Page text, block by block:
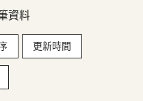
資料
更新時間